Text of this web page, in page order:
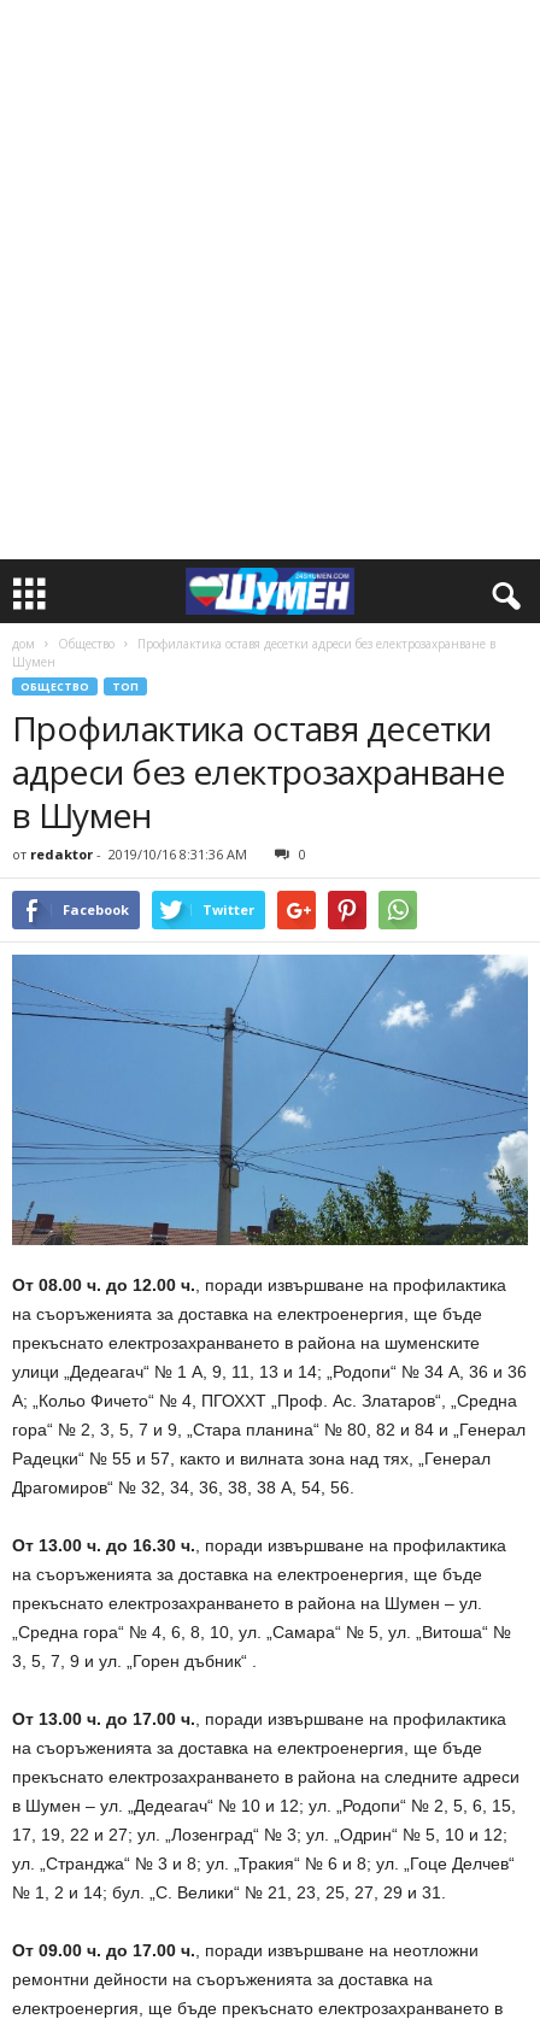
дом Общество
Профилактика оставя десетки адреси без електрозахранване в
Шумен
ОБЩЕСТВО ТОП
Профилактика оставя десетки
адреси без електрозахранване
в Шумен
от redaktor - 2019/10/16 8:31:36 AM 0
Facebook Twitter
От 08.00 ч. до 12.00 ч. , поради извършване на профилактика
на съоръженията за доставка на електроенергия, ще бъде
прекъснато електрозахранването в района на шуменските
улици „Дедеагач“ № 1 А, 9, 11, 13 и 14; „Родопи“ № 34 А, 36 и 36
А; „Кольо Фичето“ № 4, ПГОХХТ „Проф. Ас. Златаров“, „Средна
гора“ № 2, 3, 5, 7 и 9, „Стара планина“ № 80, 82 и 84 и „Генерал
Радецки“ № 55 и 57, както и вилната зона над тях, „Генерал
Драгомиров“ № 32, 34, 36, 38, 38 А, 54, 56.
От 13.00 ч. до 16.30 ч. , поради извършване на профилактика
на съоръженията за доставка на електроенергия, ще бъде
прекъснато електрозахранването в района на Шумен – ул.
„Средна гора“ № 4, 6, 8, 10, ул. „Самара“ № 5, ул. „Витоша“ №
3, 5, 7, 9 и ул. „Горен дъбник“ .
От 13.00 ч. до 17.00 ч. , поради извършване на профилактика
на съоръженията за доставка на електроенергия, ще бъде
прекъснато електрозахранването в района на следните адреси
в Шумен – ул. „Дедеагач“ № 10 и 12; ул. „Родопи“ № 2, 5, 6, 15,
17, 19, 22 и 27; ул. „Лозенград“ № 3; ул. „Одрин“ № 5, 10 и 12;
ул. „Странджа“ № 3 и 8; ул. „Тракия“ № 6 и 8; ул. „Гоце Делчев“
№ 1, 2 и 14; бул. „С. Велики“ № 21, 23, 25, 27, 29 и 31.
От 09.00 ч. до 17.00 ч. , поради извършване на неотложни
ремонтни дейности на съоръженията за доставка на
електроенергия, ще бъде прекъснато електрозахранването в